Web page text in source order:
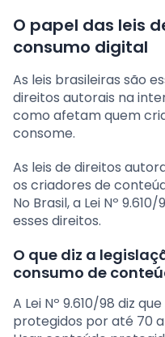
O papel das leis
consumo digital
As leis brasileiras são
direitos autorais na
como afetam quem
consome.
As leis de direitos
os criadores de
No Brasil, a Lei Nº
esses direitos.
O que diz a
consumo de
A Lei Nº 9.610/98 diz
protegidos por até 70